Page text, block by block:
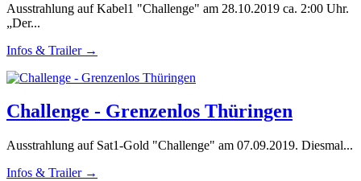
Ausstrahlung auf Kabel1 "Challenge" am 28.10.2019 ca. 2:00 Uhr.
„Der...
Infos & Trailer →
Challenge - Grenzenlos Thüringen
Ausstrahlung auf Sat1-Gold "Challenge" am 07.09.2019. Diesmal...
Infos & Trailer →